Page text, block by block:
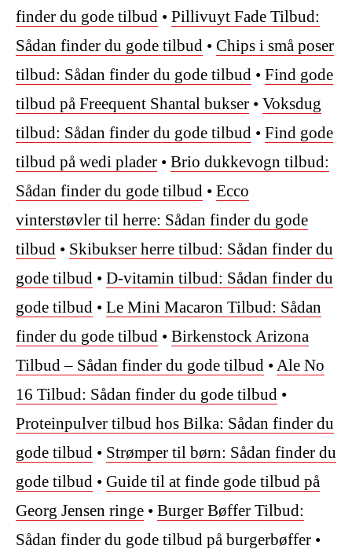
finder du gode tilbud • Pillivuyt Fade Tilbud:
Sådan finder du gode tilbud • Chips i små poser
tilbud: Sådan finder du gode tilbud • Find gode
tilbud på Freequent Shantal bukser • Voksdug
tilbud: Sådan finder du gode tilbud • Find gode
tilbud på wedi plader • Brio dukkevogn tilbud:
Sådan finder du gode tilbud • Ecco
vinterstøvler til herre: Sådan finder du gode
tilbud • Skibukser herre tilbud: Sådan finder du
gode tilbud • D-vitamin tilbud: Sådan finder du
gode tilbud • Le Mini Macaron Tilbud: Sådan
finder du gode tilbud • Birkenstock Arizona
Tilbud – Sådan finder du gode tilbud •Ale No
16 Tilbud: Sådan finder du gode tilbud •
Proteinpulver tilbud hos Bilka: Sådan finder du
gode tilbud • Strømper til børn: Sådan finder du
gode tilbud • Guide til at finde gode tilbud på
Georg Jensen ringe • Burger Bøffer Tilbud:
Sådan finder du gode tilbud på burgerbøffer •